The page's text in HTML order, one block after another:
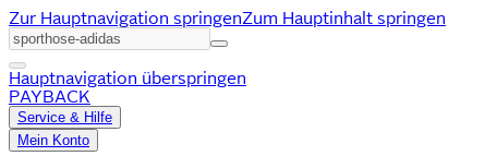
Zur Hauptnavigation springenZum Hauptinhalt springen
Hauptnavigation überspringen
PAYBACK
Service & Hilfe
Mein Konto